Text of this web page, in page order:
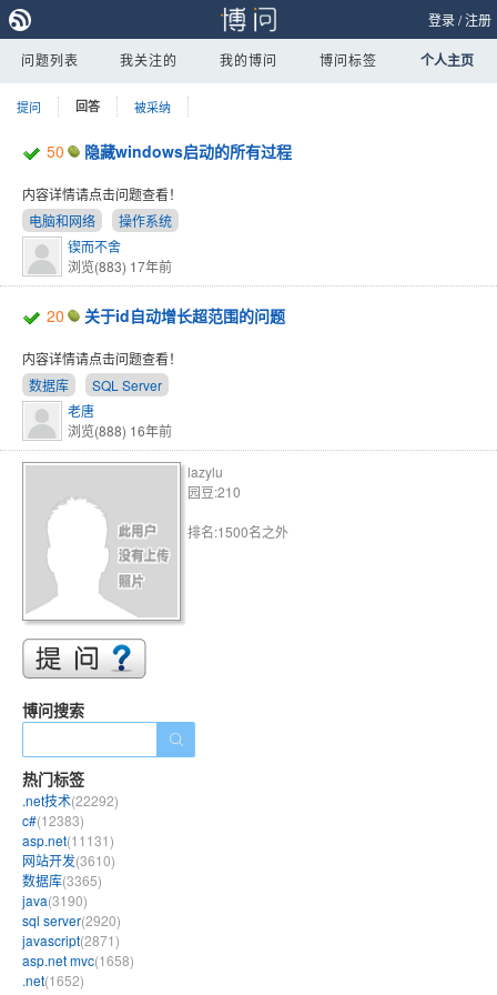
登录/注册
问题列表 我关注的 我的博问 博问标签 个人主页
提问 回答 被采纳
50 隐藏windows启动的所有过程
内容详情请点击问题查看！
电脑和网络
操作系统
锲而不舍
浏览(883) 17年前
20 关于id自动增长超范围的问题
内容详情请点击问题查看！
数据库
SQL Server
老唐
浏览(888) 16年前
lazylu
园豆:210
排名:1500名之外
博问搜索
热门标签
.net技术(22292)
c#(12383)
asp.net(11131)
网站开发(3610)
数据库(3365)
java(3190)
sql server(2920)
javascript(2871)
asp.net mvc(1658)
.net(1652)